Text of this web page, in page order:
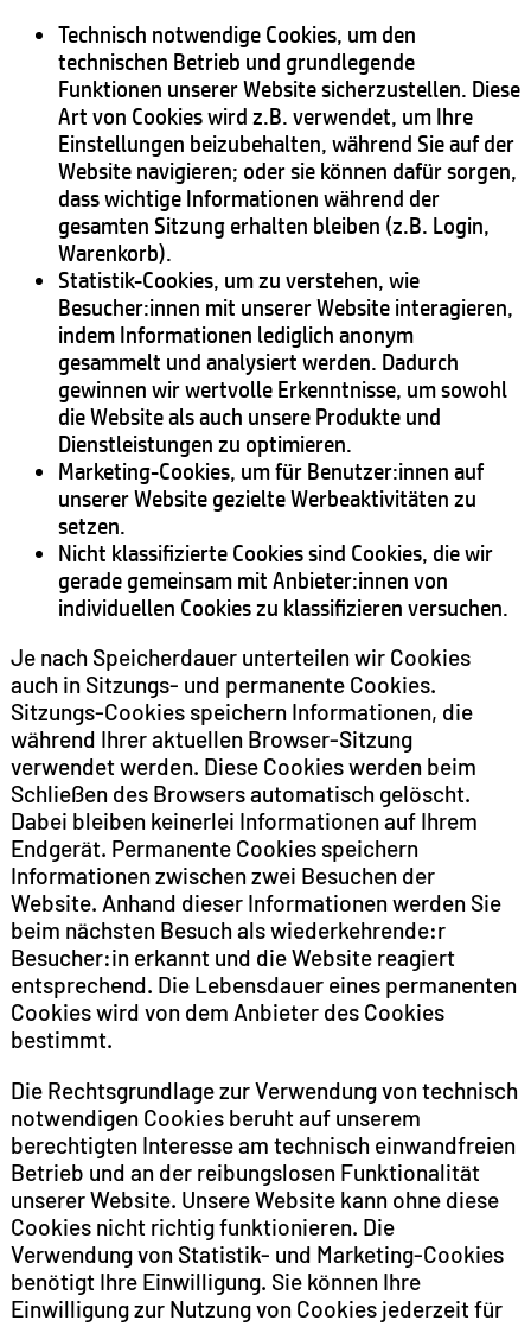
Technisch notwendige Cookies, um den
technischen Betrieb und grundlegende
Funktionen unserer Website sicherzustellen. Diese
Art von Cookies wird z.B. verwendet, um Ihre
Einstellungen beizubehalten, während Sie auf der
Website navigieren; oder sie können dafür sorgen,
dass wichtige Informationen während der
gesamten Sitzung erhalten bleiben (z.B. Login,
Warenkorb).
Statistik-Cookies, um zu verstehen, wie
Besucher:innen mit unserer Website interagieren,
indem Informationen lediglich anonym
gesammelt und analysiert werden. Dadurch
gewinnen wir wertvolle Erkenntnisse, um sowohl
die Website als auch unsere Produkte und
Dienstleistungen zu optimieren.
Marketing-Cookies, um für Benutzer:innen auf
unserer Website gezielte Werbeaktivitäten zu
setzen.
Nicht klassifizierte Cookies sind Cookies, die wir
gerade gemeinsam mit Anbieter:innen von
individuellen Cookies zu klassifizieren versuchen.
Je nach Speicherdauer unterteilen wir Cookies
auch in Sitzungs- und permanente Cookies.
Sitzungs-Cookies speichern Informationen, die
während Ihrer aktuellen Browser-Sitzung
verwendet werden. Diese Cookies werden beim
Schließen des Browsers automatisch gelöscht.
Dabei bleiben keinerlei Informationen auf Ihrem
Endgerät. Permanente Cookies speichern
Informationen zwischen zwei Besuchen der
Website. Anhand dieser Informationen werden Sie
beim nächsten Besuch als wiederkehrende:r
Besucher:in erkannt und die Website reagiert
entsprechend. Die Lebensdauer eines permanenten
Cookies wird von dem Anbieter des Cookies
bestimmt.
Die Rechtsgrundlage zur Verwendung von technisch
notwendigen Cookies beruht auf unserem
berechtigten Interesse am technisch einwandfreien
Betrieb und an der reibungslosen Funktionalität
unserer Website. Unsere Website kann ohne diese
Cookies nicht richtig funktionieren. Die
Verwendung von Statistik- und Marketing-Cookies
benötigt Ihre Einwilligung. Sie können Ihre
Einwilligung zur Nutzung von Cookies jederzeit für